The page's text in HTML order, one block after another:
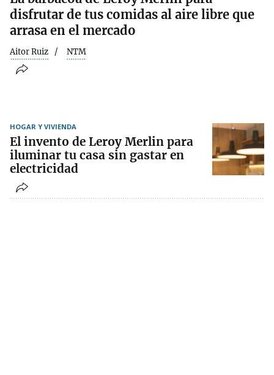
disfrutar de tus comidas al aire libre que
arrasa en el mercado
Aitor Ruiz NTM
HOGAR Y VIVIENDA
El invento de Leroy Merlin para
iluminar tu casa sin gastar en
electricidad